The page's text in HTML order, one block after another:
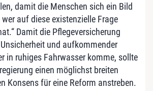
damit die Menschen sich ein Bild
auf diese existenzielle Frage
Damit die Pflegeversicherung
und aufkommender
in ruhiges Fahrwasser komme, sollte
einen möglichst breiten
Konsens für eine Reform anstreben.